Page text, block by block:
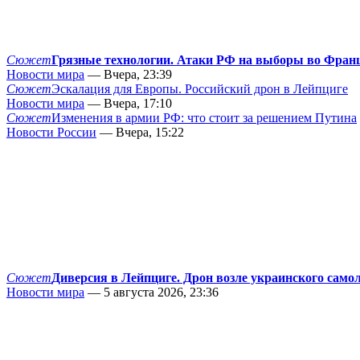
СюжетГрязные технологии. Атаки РФ на выборы во
Новости мира — Вчера, 23:39
СюжетЭскалация для Европы. Российский дрон в Лейпциге
Новости мира — Вчера, 17:10
СюжетИзменения в армии РФ: что стоит за решением Путина
Новости России — Вчера, 15:22
СюжетДиверсия в Лейпциге. Дрон возле украинского
Новости мира — 5 августа 2026, 23:36